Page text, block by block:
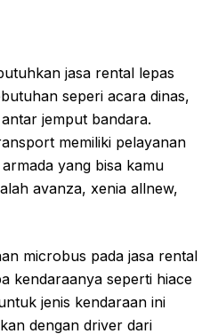
jasa rental lepas
seperi acara dinas,
jemput bandara.
memiliki pelayanan
yang bisa kamu
avanza, xenia allnew,
microbus pada jasa rental
kendaraanya seperti hiace
jenis kendaraan ini
dengan driver dari